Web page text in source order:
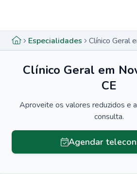
Especialidades
Clínico Geral em
CE
Aproveite os valores reduzidos e
consulta.
Agendar